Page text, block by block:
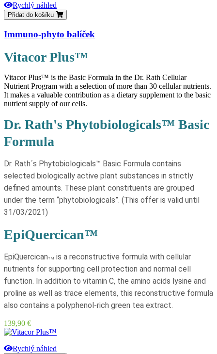
Rychlý náhled
Přidat do košíku
Immuno-phyto balíček
Vitacor Plus™
Vitacor Plus™ is the Basic Formula in the Dr. Rath Cellular
Nutrient Program with a selection of more than 30 cellular nutrients.
It makes a valuable contribution as a dietary supplement to the basic
nutrient supply of our cells.
Dr. Rath's Phytobiologicals™ Basic
Formula
Dr. Rath´s Phytobiologicals™ Basic Formula contains
selected biologically active plant substances in strictly
deﬁned amounts. These plant constituents are grouped
under the term “phytobiologicals”. (This offer is valid until
31/03/2021)
EpiQuercican™
EpiQuercicanTM is a reconstructive formula with cellular
nutrients for supporting cell protection and normal cell
function. In addition to vitamin C, the amino acids lysine and
proline as well as trace elements, this reconstructive formula
also contains a polyphenol-rich green tea extract.
Cena
139,90 €
Rychlý náhled